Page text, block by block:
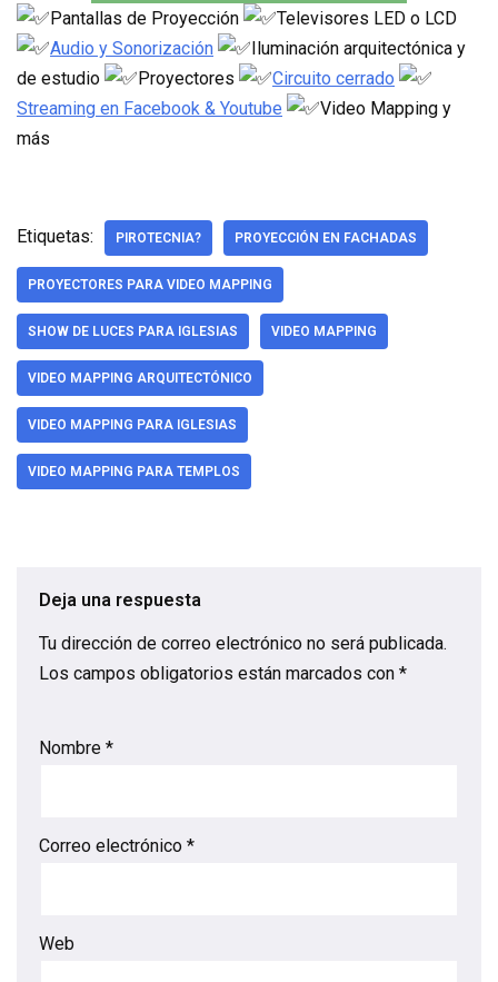
Pantallas de Proyección
Televisores LED o LCD
Audio y Sonorización
Iluminación arquitectónica y
de estudio
Proyectores
Circuito cerrado
Streaming en Facebook & Youtube
Video Mapping y
más
Etiquetas: PIROTECNIA? PROYECCIÓN EN FACHADAS
PROYECTORES PARA VIDEO MAPPING
SHOW DE LUCES PARA IGLESIAS VIDEO MAPPING
VIDEO MAPPING ARQUITECTÓNICO
VIDEO MAPPING PARA IGLESIAS
VIDEO MAPPING PARA TEMPLOS
Deja una respuesta
Tu dirección de correo electrónico no será publicada.
Los campos obligatorios están marcados con *
Nombre *
Correo electrónico *
Web